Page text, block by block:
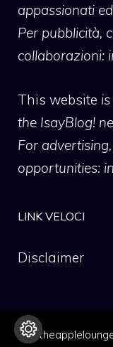
appassionati
Per pubblicità,
collaborazioni:
This website
the IsayBlog!
For
opportunities:
LINK VELOCI
Disclaimer